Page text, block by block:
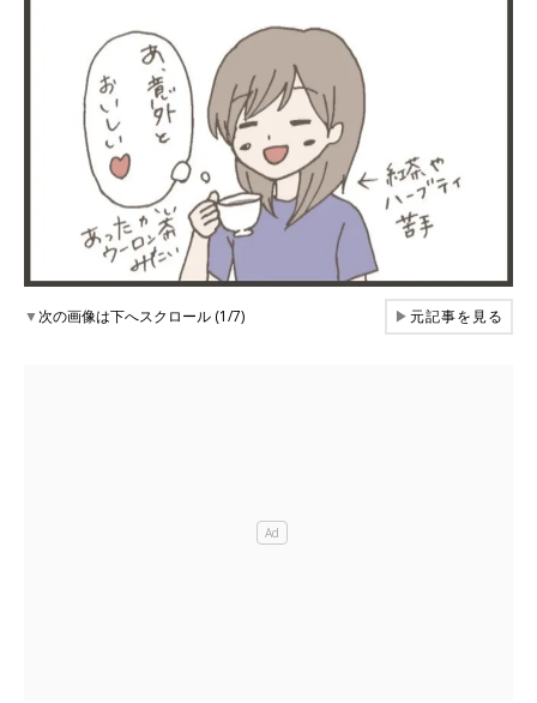
▼次の画像は下へスクロール (1/7) ▶元記事を見る